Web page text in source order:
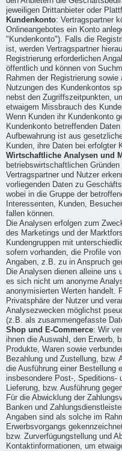
jeweiligen Drittanbieter oder
Kundenkonto: Vertragspartner
Onlineangebotes ein Konto
"Kundenkonto"). Falls die
ist, werden Vertragspartner
Registrierung erforderlichen
öffentlich und können von
Rahmen der Registrierung
Nutzungen des Kundenkontos
nebst den Zugriffszeitpunkten,
etwaigem Missbrauch des
Wenn Kunden ihr Kundenkonto
Kundenkonto betreffenden
Aufbewahrung ist aus
Kunden, ihre Daten bei erfolgter
Wirtschaftliche Analysen und
betriebswirtschaftlichen
Vertragspartner und Nutzer
vorliegenden Daten zu
wobei in die Gruppe der
Interessenten, Kunden,
fallen können.
Die Analysen erfolgen zum
des Marketings und der
Kundengruppen mit
sofern vorhanden, die Profile
Angaben, z.B. zu in Anspruch
Die Analysen dienen alleine uns
es sich nicht um anonyme
anonymisierten Werten handelt.
Privatsphäre der Nutzer und
Analysezwecken möglichst
(z.B. als zusammengefasste
Shop und E-Commerce: Wir
ihnen die Auswahl, den Erwerb,
Produkte, Waren sowie
Bezahlung und Zustellung, bzw.
die Ausführung einer Bestellung
insbesondere Post-, Speditions-
Lieferung, bzw. Ausführung
Für die Abwicklung der
Banken und
Angaben sind als solche im
Erwerbsvorgangs
bzw. Zurverfügungstellung und
Kontaktinformationen, um